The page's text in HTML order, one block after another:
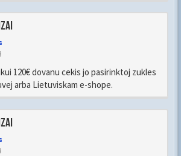
120€ dovanu cekis jo pasirinktoj zukles
arba Lietuviskam e-shope.